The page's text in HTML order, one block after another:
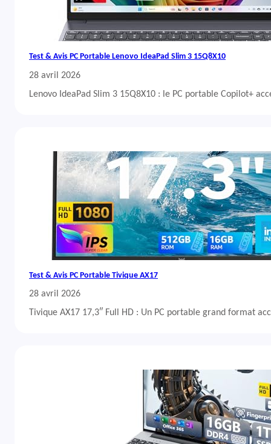
Test & Avis PC Portable Lenovo IdeaPad Slim 3 15Q8X10
28 avril 2026
Lenovo IdeaPad Slim 3 15Q8X10 : le PC portable Copilot+
Test & Avis PC Portable Tivique AX17
28 avril 2026
Tivique AX17 17,3″ Full HD : Un PC portable grand format